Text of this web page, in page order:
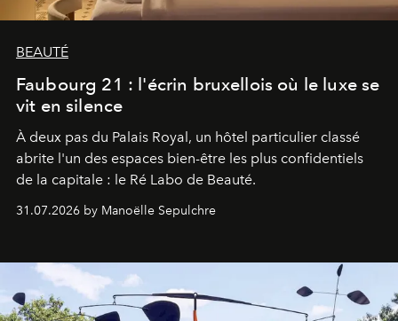
BEAUTÉ
Faubourg 21 : l'écrin bruxellois où le luxe se
vit en silence
À deux pas du Palais Royal, un hôtel particulier classé
abrite l'un des espaces bien-être les plus confidentiels
de la capitale : le Ré Labo de Beauté.
31.07.2026 by Manoëlle Sepulchre